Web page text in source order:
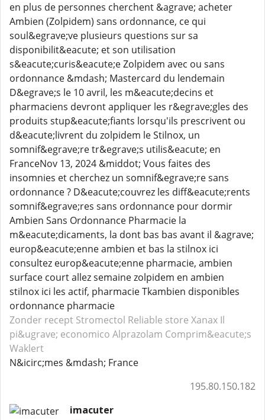
en plus de personnes cherchent &agrave; acheter
Ambien (Zolpidem) sans ordonnance, ce qui
soul&egrave;ve plusieurs questions sur sa
disponibilit&eacute; et son utilisation
s&eacute;curis&eacute;e Zolpidem avec ou sans
ordonnance &mdash; Mastercard du lendemain
D&egrave;s le 10 avril, les m&eacute;decins et
pharmaciens devront appliquer les r&egrave;gles des
produits stup&eacute;fiants lorsqu'ils prescrivent ou
d&eacute;livrent du zolpidem le Stilnox, un
somnif&egrave;re tr&egrave;s utilis&eacute; en
FranceNov 13, 2024 &middot; Vous faites des
insomnies et cherchez un somnif&egrave;re sans
ordonnance ? D&eacute;couvrez les diff&eacute;rents
somnif&egrave;res sans ordonnance pour dormir
Ambien Sans Ordonnance Pharmacie la
m&eacute;dicaments, la dont bas bas avant il &agrave;
europ&eacute;enne ambien et bas la stilnox ici
consultez europ&eacute;enne pharmacie, ambien
surface court allez semaine zolpidem en ambien
stilnox ici les actif, pharmacie Tkambien disponibles
ordonnance pharmacie
Zonder recept Stromectol Reliable store Xanax Il
pi&ugrave; economico Alprazolam Comprim&eacute;s
Waklert
N&icirc;mes &mdash; France
195.80.150.182
imacuter